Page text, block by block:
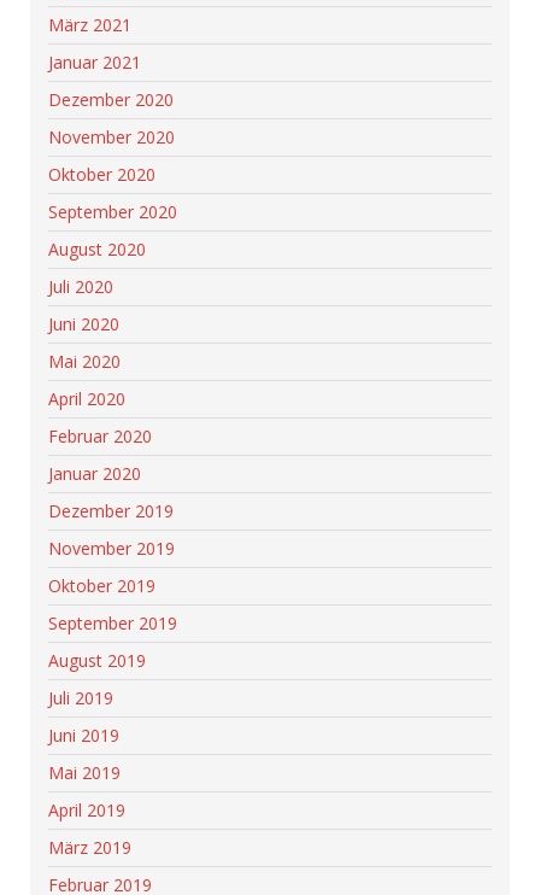
März 2021
Januar 2021
Dezember 2020
November 2020
Oktober 2020
September 2020
August 2020
Juli 2020
Juni 2020
Mai 2020
April 2020
Februar 2020
Januar 2020
Dezember 2019
November 2019
Oktober 2019
September 2019
August 2019
Juli 2019
Juni 2019
Mai 2019
April 2019
März 2019
Februar 2019